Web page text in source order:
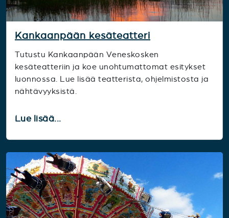
Kankaanpään kesäteatteri
Tutustu Kankaanpään Veneskosken
kesäteatteriin ja koe unohtumattomat esitykset
luonnossa. Lue lisää teatterista, ohjelmistosta ja
nähtävyyksistä.
Lue lisää...